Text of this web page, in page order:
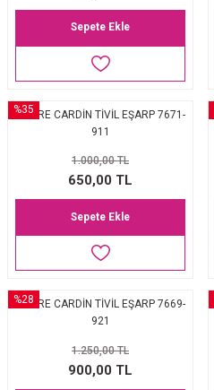
Sepete Ekle
%35
PİERRE CARDİN TİVİL EŞARP 7671-
911
1.000,00 TL
650,00 TL
Sepete Ekle
%28
PİERRE CARDİN TİVİL EŞARP 7669-
921
1.250,00 TL
900,00 TL